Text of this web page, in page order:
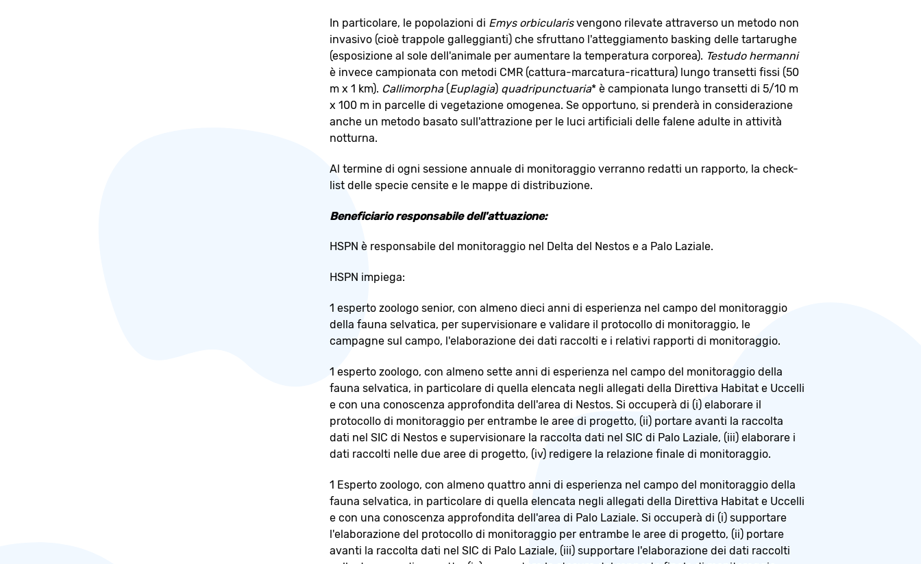
In particolare, le popolazioni di Emys orbicularisvengono rilevate attraverso un metodo non
invasivo (cioè trappole galleggianti) che sfruttano l'atteggiamento basking delle tartarughe
(esposizione al sole dell'animale per aumentare la temperatura corporea). Testudo hermanni
è invece campionata con metodi CMR (cattura-marcatura-ricattura) lungo transetti fissi (50
m x 1 km). Callimorpha(Euplagia) quadripunctuaria* è campionata lungo transetti di 5/10 m
x 100 m in parcelle di vegetazione omogenea. Se opportuno, si prenderà in considerazione
anche un metodo basato sull'attrazione per le luci artificiali delle falene adulte in attività
notturna.
Al termine di ogni sessione annuale di monitoraggio verranno redatti un rapporto, la check-
list delle specie censite e le mappe di distribuzione.
Beneficiario responsabile dell'attuazione:
HSPN è responsabile del monitoraggio nel Delta del Nestos e a Palo Laziale.
HSPN impiega:
1 esperto zoologo senior, con almeno dieci anni di esperienza nel campo del monitoraggio
della fauna selvatica, per supervisionare e validare il protocollo di monitoraggio, le
campagne sul campo, l'elaborazione dei dati raccolti e i relativi rapporti di monitoraggio.
1 esperto zoologo, con almeno sette anni di esperienza nel campo del monitoraggio della
fauna selvatica, in particolare di quella elencata negli allegati della Direttiva Habitat e Uccelli
e con una conoscenza approfondita dell'area di Nestos. Si occuperà di (i) elaborare il
protocollo di monitoraggio per entrambe le aree di progetto, (ii) portare avanti la raccolta
dati nel SIC di Nestos e supervisionare la raccolta dati nel SIC di Palo Laziale, (iii) elaborare i
dati raccolti nelle due aree di progetto, (iv) redigere la relazione finale di monitoraggio.
1 Esperto zoologo, con almeno quattro anni di esperienza nel campo del monitoraggio della
fauna selvatica, in particolare di quella elencata negli allegati della Direttiva Habitat e Uccelli
e con una conoscenza approfondita dell'area di Palo Laziale. Si occuperà di (i) supportare
l'elaborazione del protocollo di monitoraggio per entrambe le aree di progetto, (ii) portare
avanti la raccolta dati nel SIC di Palo Laziale, (iii) supportare l'elaborazione dei dati raccolti